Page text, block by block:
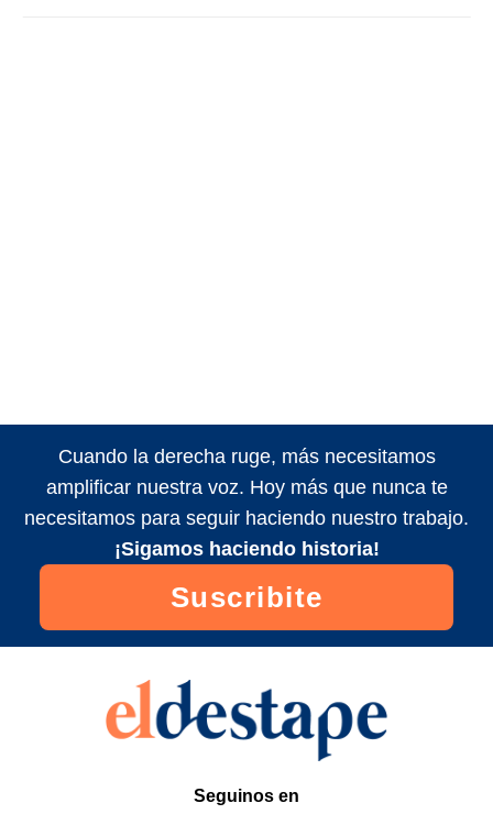
Cuando la derecha ruge, más necesitamos
amplificar nuestra voz. Hoy más que nunca te
necesitamos para seguir haciendo nuestro trabajo.
¡Sigamos haciendo historia!
Suscribite
Seguinos en